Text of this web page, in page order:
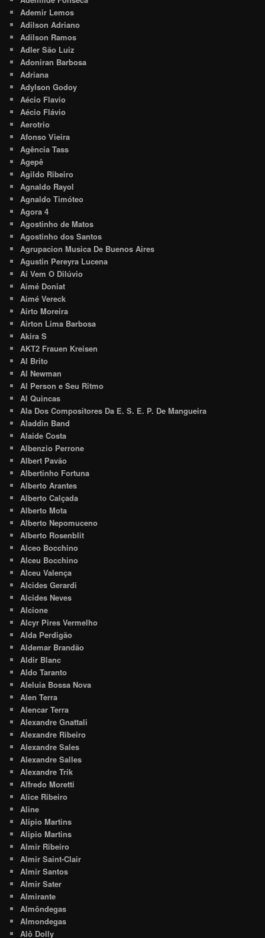
Ademir Lemos
Adilson Adriano
Adilson Ramos
Adler São Luiz
Adoniran Barbosa
Adriana
Adylson Godoy
Aécio Flavio
Aécio Flávio
Aerotrio
Afonso Vieira
Agência Tass
Agepê
Agildo Ribeiro
Agnaldo Rayol
Agnaldo Timóteo
Agora 4
Agostinho de Matos
Agostinho dos Santos
Agrupacion Musica De Buenos Aires
Agustin Pereyra Lucena
Aí Vem O Dilúvio
Aimé Doniat
Aimé Vereck
Airto Moreira
Airton Lima Barbosa
Akira S
AKT2 Frauen Kreisen
Al Brito
Al Newman
Al Person e Seu Ritmo
Al Quincas
Ala Dos Compositores Da E. S. E. P. De Mangueira
Aladdin Band
Alaide Costa
Albenzio Perrone
Albert Pavão
Albertinho Fortuna
Alberto Arantes
Alberto Calçada
Alberto Mota
Alberto Nepomuceno
Alberto Rosenblit
Alceo Bocchino
Alceu Bocchino
Alceu Valença
Alcides Gerardi
Alcides Neves
Alcione
Alcyr Pires Vermelho
Alda Perdigão
Aldemar Brandão
Aldir Blanc
Aldo Taranto
Aleluia Bossa Nova
Alen Terra
Alencar Terra
Alexandre Gnattali
Alexandre Ribeiro
Alexandre Sales
Alexandre Salles
Alexandre Trik
Alfredo Moretti
Alice Ribeiro
Aline
Alípio Martins
Alipio Martins
Almir Ribeiro
Almir Saint-Clair
Almir Santos
Almir Sater
Almirante
Almôndegas
Almondegas
Alô Dolly